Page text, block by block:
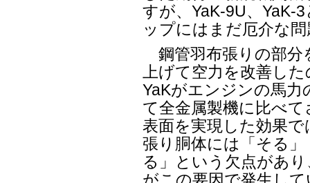
すが、YaK-9U、YaK-
ップにはまだ厄介な
鋼管羽布張りの部分
上げて空力を改善し
YaKがエンジンの馬
て全金属製機に比べ
表面を実現した効果
張り胴体には「そる
る」という欠点があ